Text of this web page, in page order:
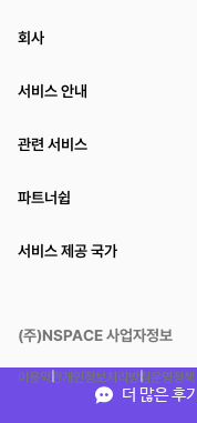
더 많은 후
회사
서비스 안내
관련 서비스
파트너쉽
서비스 제공 국가
(주)NSPACE 사업자정보
이용약관개인정보처리방침운영정책
스페이스클라우드는 통신판매중개